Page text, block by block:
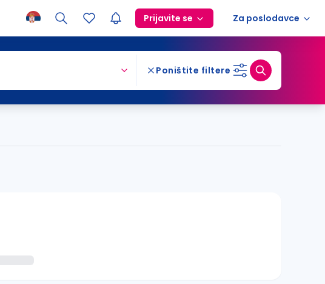
Prijavite se Za poslodavce
Poništite filtere